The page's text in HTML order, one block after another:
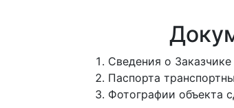
Сведения о
Паспорта
Фотографии объекта